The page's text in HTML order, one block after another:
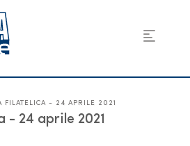
FILATELICA - 24 APRILE 2021
- 24 aprile 2021